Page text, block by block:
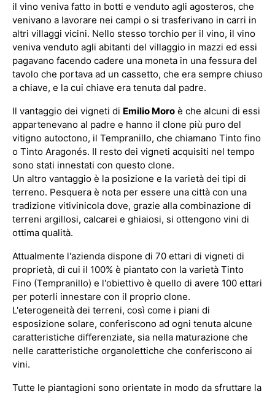
il vino veniva fatto in botti e venduto agli agosteros, che
venivano a lavorare nei campi o si trasferivano in carri in
altri villaggi vicini. Nello stesso torchio per il vino, il vino
veniva venduto agli abitanti del villaggio in mazzi ed essi
pagavano facendo cadere una moneta in una fessura del
tavolo che portava ad un cassetto, che era sempre chiuso
a chiave, e la cui chiave era tenuta dal padre.
Il vantaggio dei vigneti di Emilio Moro è che alcuni di essi
appartenevano al padre e hanno il clone più puro del
vitigno autoctono, il Tempranillo, che chiamano Tinto fino
o Tinto Aragonés. Il resto dei vigneti acquisiti nel tempo
sono stati innestati con questo clone.
Un altro vantaggio è la posizione e la varietà dei tipi di
terreno. Pesquera è nota per essere una città con una
tradizione vitivinicola dove, grazie alla combinazione di
terreni argillosi, calcarei e ghiaiosi, si ottengono vini di
ottima qualità.
Attualmente l'azienda dispone di 70 ettari di vigneti di
proprietà, di cui il 100% è piantato con la varietà Tinto
Fino (Tempranillo) e l'obiettivo è quello di avere 100 ettari
per poterli innestare con il proprio clone.
L'eterogeneità dei terreni, così come i piani di
esposizione solare, conferiscono ad ogni tenuta alcune
caratteristiche differenziate, sia nella maturazione che
nelle caratteristiche organolettiche che conferiscono ai
vini.
Tutte le piantagioni sono orientate in modo da sfruttare la